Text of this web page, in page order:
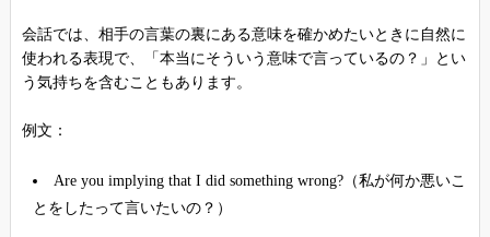
会話では、相手の言葉の裏にある意味を確かめたいときに自然に
使われる表現で、「本当にそういう意味で言っているの？」とい
う気持ちを含むこともあります。
例文：
Are you implying that I did something wrong?（私が何か悪いこ
とをしたって言いたいの？）